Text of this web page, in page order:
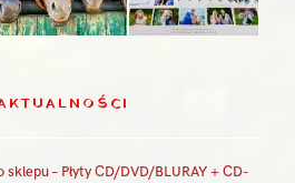
sklepu – Płyty CD/DVD/BLURAY + CD-